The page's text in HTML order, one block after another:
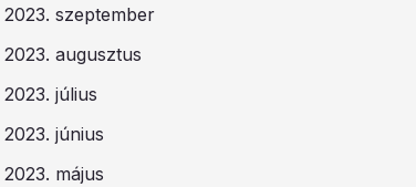
2023. szeptember
2023. augusztus
2023. július
2023. június
2023. május